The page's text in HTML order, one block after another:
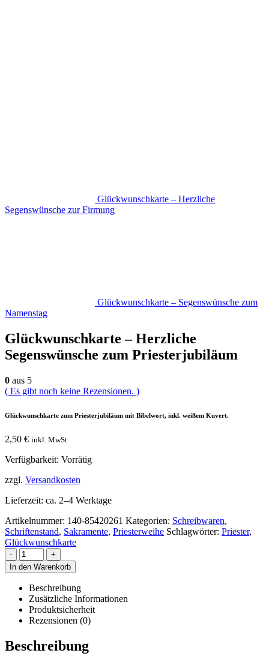
Glückwunschkarte – Herzliche
Segenswünsche zur Firmung
Glückwunschkarte – Segenswünsche zum
Namenstag
Glückwunschkarte – Herzliche
Segenswünsche zum Priesterjubiläum
0 aus 5
( Es gibt noch keine Rezensionen. )
Glückwunschkarte zum Priesterjubiläum mit Bibelwort, inkl. weißem Kuvert.
2,50 € inkl. MwSt
Verfügbarkeit: Vorrätig
zzgl. Versandkosten
Lieferzeit: ca. 2–4 Werktage
Artikelnummer: 140-85420261 Kategorien: Schreibwaren,
Schriftenstand, Sakramente, Priesterweihe Schlagwörter: Priester,
Glückwunschkarte
-
+
In den Warenkorb
Beschreibung
Zusätzliche Informationen
Produktsicherheit
Rezensionen (0)
Beschreibung